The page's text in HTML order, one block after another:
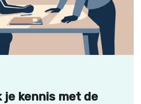
je kennis met de